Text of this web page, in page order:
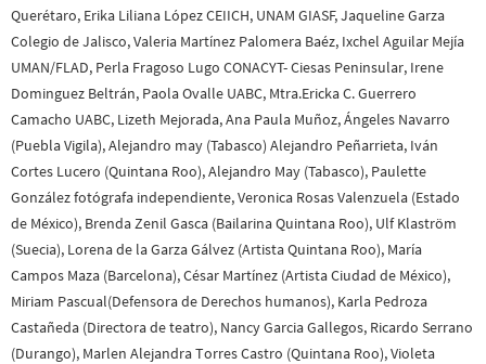
Querétaro, Erika Liliana López CEIICH, UNAM GIASF, Jaqueline Garza
Colegio de Jalisco, Valeria Martínez Palomera Baéz, Ixchel Aguilar Mejía
UMAN/FLAD, Perla Fragoso Lugo CONACYT- Ciesas Peninsular, Irene
Dominguez Beltrán, Paola Ovalle UABC, Mtra.Ericka C. Guerrero
Camacho UABC, Lizeth Mejorada, Ana Paula Muñoz, Ángeles Navarro
(Puebla Vigila), Alejandro may (Tabasco) Alejandro Peñarrieta, Iván
Cortes Lucero (Quintana Roo), Alejandro May (Tabasco), Paulette
González fotógrafa independiente, Veronica Rosas Valenzuela (Estado
de México), Brenda Zenil Gasca (Bailarina Quintana Roo), Ulf Klaström
(Suecia), Lorena de la Garza Gálvez (Artista Quintana Roo), María
Campos Maza (Barcelona), César Martínez (Artista Ciudad de México),
Miriam Pascual(Defensora de Derechos humanos), Karla Pedroza
Castañeda (Directora de teatro), Nancy Garcia Gallegos, Ricardo Serrano
(Durango), Marlen Alejandra Torres Castro (Quintana Roo), Violeta